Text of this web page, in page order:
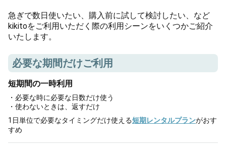
急ぎで数日使いたい、購入前に試して検討したい、など
kikitoをご利用いただく際の利用シーンをいくつかご紹介
いたします。
必要な期間だけご利用
短期間の一時利用
・必要な時に必要な日数だけ使う
・使わないときは、返すだけ
1日単位で必要なタイミングだけ使える短期レンタルプランがおす
すめ